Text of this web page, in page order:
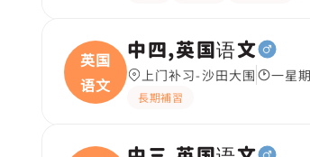
英国
语文
中四,英国语文
上门补习-沙田大围 一星
長期補習